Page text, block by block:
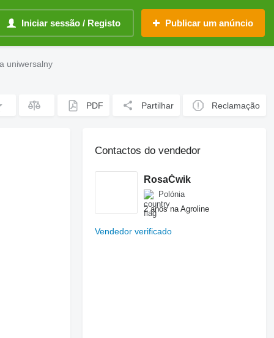
Iniciar sessão / Registo Publicar um anúncio
uniwersalny
PDF Partilhar Reclamação
Contactos do vendedor
RosaĆwik
Polónia
2 anos na Agroline
Vendedor verificado